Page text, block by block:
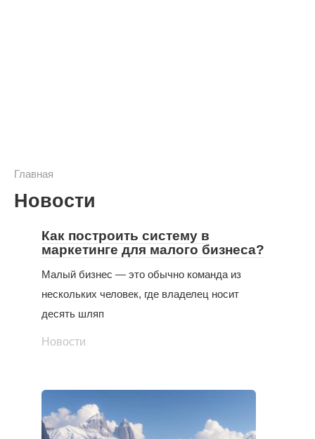
Главная
Новости
Как построить систему в
маркетинге для малого бизнеса?
Малый бизнес — это обычно команда из
нескольких человек, где владелец носит
десять шляп
Новости